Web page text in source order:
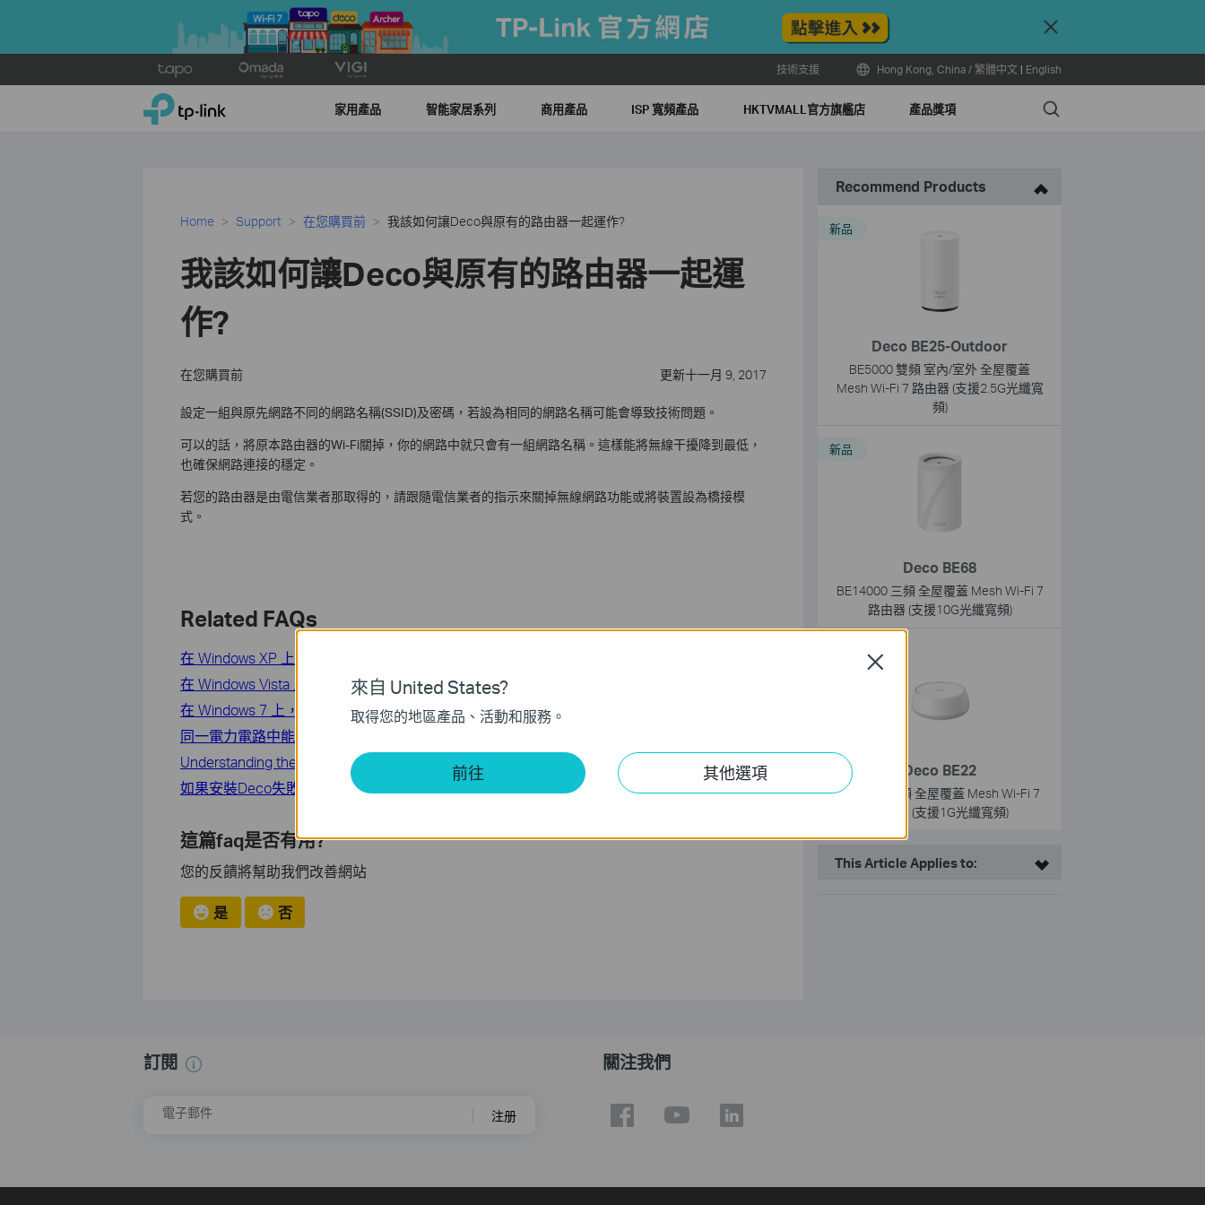
Close
to
技術支援 Hong Kong, China / 繁體中文 | English
TP-Link, Reliably Smart 家用產品 智能家居系列 商用產品 ISP 寬頻產品 HKTVMALL官方旗艦店 產品獎項 Search
Home Support 在您購買前 我該如何讓Deco與原有的路由器一起運作?
我該如何讓Deco與原有的路由器一起運
作?
在您購買前 更新十一月 9, 2017
設定一組與原先網路不同的網路名稱(SSID)及密碼，若設為相同的網路名稱可能會導致技術問題。
可以的話，將原本路由器的Wi-Fi關掉，你的網路中就只會有一組網路名稱。這樣能將無線干擾降到最低，
也確保網路連接的穩定。
若您的路由器是由電信業者那取得的，請跟隨電信業者的指示來關掉無線網路功能或將裝置設為橋接模
式。
Related FAQs
在 Windows XP 上，如何移除現有的無線網路設定檔
在 Windows Vista 上，如何移除現有的無線網路設定檔
在 Windows 7 上，如何移除現有的無線網路設定檔
同一電力電路中能否同時存在多個電力線路網路？
Understanding the capacity (mAh) and the charge efficiency of a power bank
如果安裝Deco失敗，怎麼辦？
這篇faq是否有用?
您的反饋將幫助我們改善網站
是 否
Recommend Products
Deco BE25-Outdoor
BE5000 雙頻 室內/室外 全屋覆蓋
Mesh Wi-Fi 7 路由器 (支援2.5G光纖寬
頻)
新品
Deco BE68
BE14000 三頻 全屋覆蓋 Mesh Wi-Fi 7
路由器 (支援10G光纖寬頻)
新品
Deco BE22
BE3600 雙頻 全屋覆蓋 Mesh Wi-Fi 7
路由器 (支援1G光纖寬頻)
This Article Applies to:
訂閱
電子郵件 注册
關注我們
來自 United States?
取得您的地區產品、活動和服務。
前往 其他選項
Close